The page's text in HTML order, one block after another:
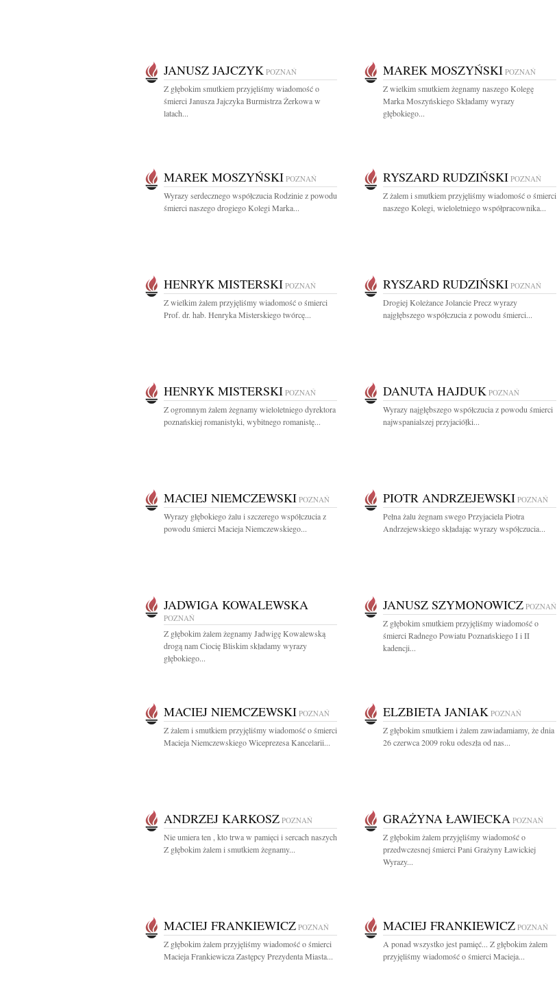
JANUSZ JAJCZYK POZNAŃ
Z głębokim smutkiem przyjęliśmy wiadomość o
śmierci Janusza Jajczyka Burmistrza Żerkowa w
latach...
MAREK MOSZYŃSKI POZNAŃ
Z wielkim smutkiem żegnamy naszego Kolegę
Marka Moszyńskiego Składamy wyrazy
głębokiego...
MAREK MOSZYŃSKI POZNAŃ
Wyrazy serdecznego współczucia Rodzinie z powodu
śmierci naszego drogiego Kolegi Marka...
RYSZARD RUDZIŃSKI POZNAŃ
Z żalem i smutkiem przyjęliśmy wiadomość o śmierci
naszego Kolegi, wieloletniego współpracownika...
HENRYK MISTERSKI POZNAŃ
Z wielkim żalem przyjęliśmy wiadomość o śmierci
Prof. dr. hab. Henryka Misterskiego twórcę...
RYSZARD RUDZIŃSKI POZNAŃ
Drogiej Koleżance Jolancie Precz wyrazy
najgłębszego współczucia z powodu śmierci...
HENRYK MISTERSKI POZNAŃ
Z ogromnym żalem żegnamy wieloletniego dyrektora
poznańskiej romanistyki, wybitnego romanistę...
DANUTA HAJDUK POZNAŃ
Wyrazy najgłębszego współczucia z powodu śmierci
najwspanialszej przyjaciółki...
MACIEJ NIEMCZEWSKI POZNAŃ
Wyrazy głębokiego żalu i szczerego współczucia z
powodu śmierci Macieja Niemczewskiego...
PIOTR ANDRZEJEWSKI POZNAŃ
Pełna żalu żegnam swego Przyjaciela Piotra
Andrzejewskiego składając wyrazy współczucia...
JADWIGA KOWALEWSKA
POZNAŃ
Z głębokim żalem żegnamy Jadwigę Kowalewską
drogą nam Ciocię Bliskim składamy wyrazy
głębokiego...
JANUSZ SZYMONOWICZ POZNAŃ
Z głębokim smutkiem przyjęliśmy wiadomość o
śmierci Radnego Powiatu Poznańskiego I i II
kadencji...
MACIEJ NIEMCZEWSKI POZNAŃ
Z żalem i smutkiem przyjęliśmy wiadomość o śmierci
Macieja Niemczewskiego Wiceprezesa Kancelarii...
ELZBIETA JANIAK POZNAŃ
Z głębokim smutkiem i żalem zawiadamiamy, że dnia
26 czerwca 2009 roku odeszła od nas...
ANDRZEJ KARKOSZ POZNAŃ
Nie umiera ten , kto trwa w pamięci i sercach naszych
Z głębokim żalem i smutkiem żegnamy...
GRAŻYNA ŁAWIECKA POZNAŃ
Z głębokim żalem przyjęliśmy wiadomość o
przedwczesnej śmierci Pani Grażyny Ławickiej
Wyrazy...
MACIEJ FRANKIEWICZ POZNAŃ
Z głębokim żalem przyjęliśmy wiadomość o śmierci
Macieja Frankiewicza Zastępcy Prezydenta Miasta...
MACIEJ FRANKIEWICZ POZNAŃ
A ponad wszystko jest pamięć... Z głębokim żalem
przyjęliśmy wiadomość o śmierci Macieja...